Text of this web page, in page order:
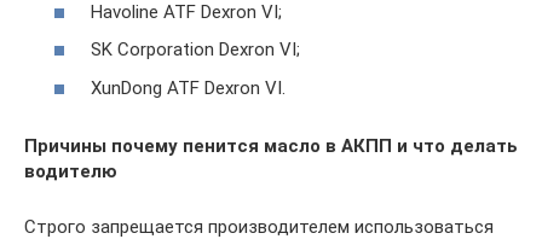
Havoline ATF Dexron VI;
SK Corporation Dexron VI;
XunDong ATF Dexron VI.
Причины почему пенится масло в АКПП и что делать
водителю
Строго запрещается производителем использоваться